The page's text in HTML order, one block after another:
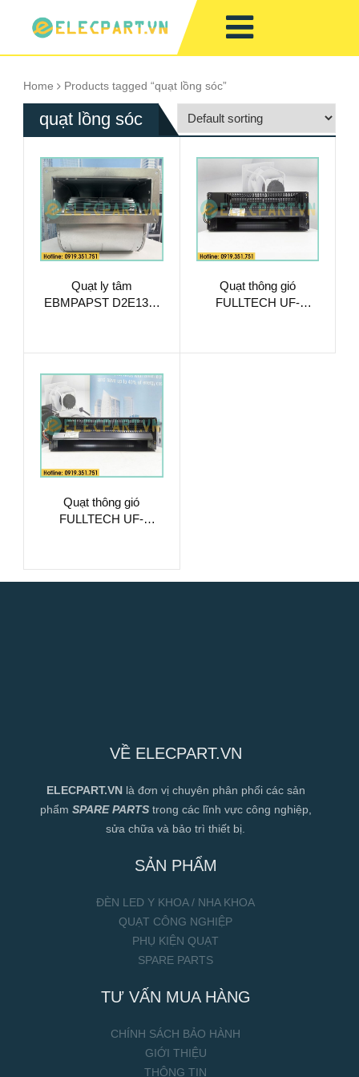
Home Products tagged “quạt lồng sóc”
quạt lồng sóc
Quạt ly tâm
EBMPAPST D2E133-
Quạt thông gió
FULLTECH UF-
Quạt thông gió
FULLTECH UF-
VỀ ELECPART.VN
ELECPART.VN là đơn vị chuyên phân phối các sản
phẩm SPARE PARTStrong các lĩnh vực công nghiệp,
sửa chữa và bảo trì thiết bị.
SẢN PHẨM
ĐÈN LED Y KHOA / NHA KHOA
QUẠT CÔNG NGHIỆP
PHỤ KIỆN QUẠT
SPARE PARTS
TƯ VẤN MUA HÀNG
CHÍNH SÁCH BẢO HÀNH
GIỚI THIỆU
THÔNG TIN